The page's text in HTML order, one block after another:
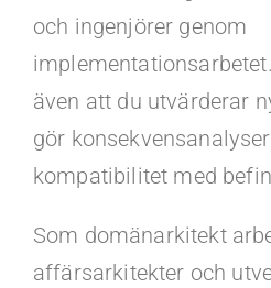
och ingenjörer genom
även att du utvärderar
gör
kompatibilitet med
Som domänarkitekt
affärsarkitekter och